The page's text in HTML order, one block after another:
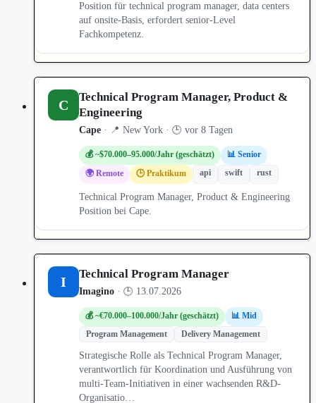
Position für technical program manager, data centers
auf onsite-Basis, erfordert senior-Level
Fachkompetenz.
C
Technical Program Manager, Product &
Engineering
Cape · 📍 New York · 🕒 vor 8 Tagen
💰 ~$70.000–95.000/Jahr (geschätzt)
📊 Senior
🌍 Remote
🕒 Praktikum api swift rust
Technical Program Manager, Product & Engineering
Position bei Cape.
I Technical Program Manager
Imagino · 🕒 13.07.2026
💰 ~€70.000–100.000/Jahr (geschätzt)
📊 Mid
Program Management
Delivery Management
Strategische Rolle als Technical Program Manager,
verantwortlich für Koordination und Ausführung von
multi-Team-Initiativen in einer wachsenden R&D-
Organisatio…